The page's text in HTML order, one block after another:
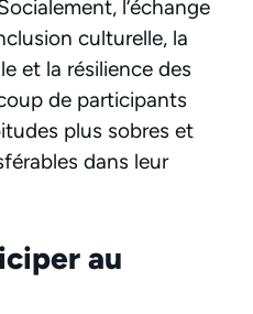
l’échange
culturelle, la
et la résilience des
de participants
plus sobres et
dans leur
au